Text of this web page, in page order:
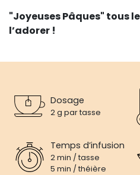
"Joyeuses Pâques" tous
l’adorer !
Dosage
2 g par tasse
Temps d’infusion
2 min / tasse
5 min / théière